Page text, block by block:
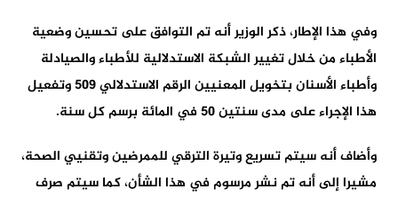
وفي هذا الإطار، ذكر الوزير أنه تم التوافق على تحسين وضعية
الأطباء من خلال تغيير الشبكة الاستدلالية للأطباء والصيادلة
وأطباء الأسنان بتخويل المعنيين الرقم الاستدلالي 509 وتفعيل
هذا الإجراء على مدى سنتين 50 في المائة برسم كل سنة.
وأضاف أنه سيتم تسريع وتيرة الترقي للممرضين وتقنيي الصحة،
مشيرا إلى أنه تم نشر مرسوم في هذا الشأن، كما سيتم صرف